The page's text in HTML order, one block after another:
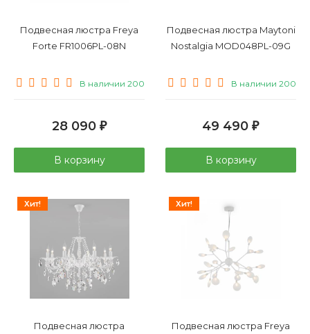
Подвесная люстра Freya
Forte FR1006PL-08N
В наличии 200
28 090 ₽
В корзину
Подвесная люстра Maytoni
Nostalgia MOD048PL-09G
В наличии 200
49 490 ₽
В корзину
Хит!
Подвесная люстра
Хит!
Подвесная люстра Freya